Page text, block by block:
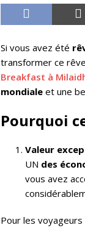
Si vous avez été
transformer ce
Breakfast à
mondiale et une
Pourquoi
Valeur
UN des
vous avez
Pour les